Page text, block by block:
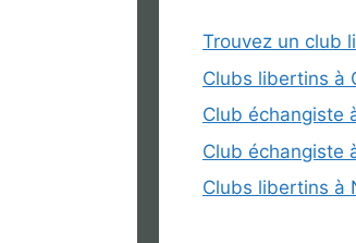
Trouvez un club
Clubs libertins à
Club échangiste
Club échangiste
Clubs libertins à